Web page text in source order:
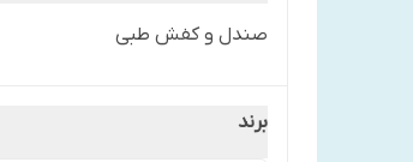
صندل و کفش طبی
برند